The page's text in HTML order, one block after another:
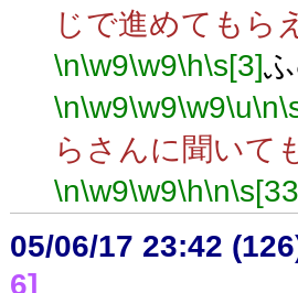
じで進めてもら
\n\w9\w9\h\s[3]
\n\w9\w9\w9\u\n
らさんに聞い
\n\w9\w9\h\n
05/06/17 23:42
6]